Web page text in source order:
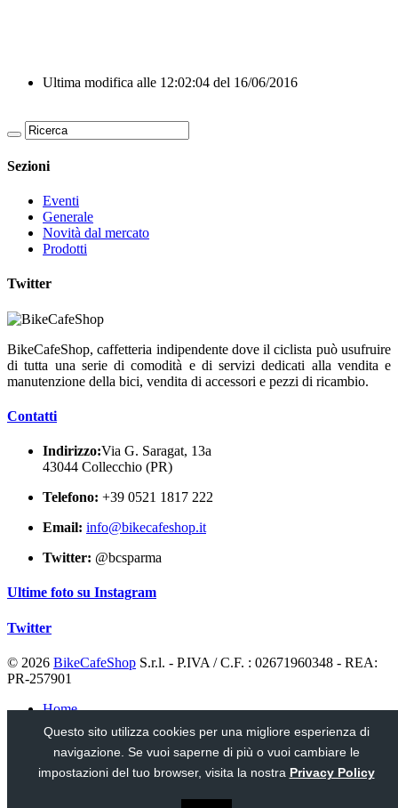
Ultima modifica alle 12:02:04 del 16/06/2016
Sezioni
Eventi
Generale
Novità dal mercato
Prodotti
Twitter
BikeCafeShop, caffetteria indipendente dove il ciclista può usufruire
di tutta una serie di comodità e di servizi dedicati alla vendita e
manutenzione della bici, vendita di accessori e pezzi di ricambio.
Contatti
Indirizzo:Via G. Saragat, 13a
43044 Collecchio (PR)
Telefono: +39 0521 1817 222
Email: info@bikecafeshop.it
Twitter: @bcsparma
Ultime foto su Instagram
Twitter
© 2026 BikeCafeShop S.r.l. - P.IVA / C.F. : 02671960348 - REA:
PR-257901
Home
Notizie
Usato
Privacy
Contatti
Web design and search engine optimization:
Questo sito utilizza cookies per una migliore esperienza di
navigazione. Se vuoi saperne di più o vuoi cambiare le
impostazioni del tuo browser, visita la nostra Privacy Policy